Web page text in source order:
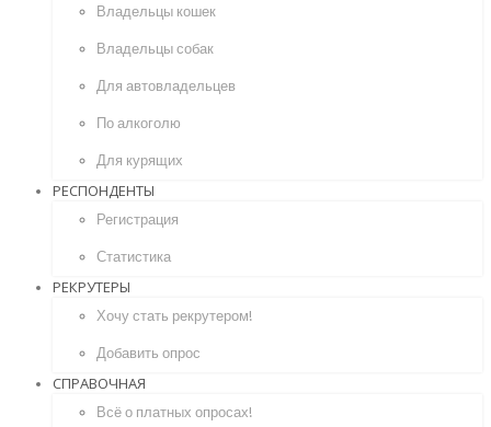
Владельцы кошек
Владельцы собак
Для автовладельцев
По алкоголю
Для курящих
РЕСПОНДЕНТЫ
Регистрация
Статистика
РЕКРУТЕРЫ
Хочу стать рекрутером!
Добавить опрос
СПРАВОЧНАЯ
Всё о платных опросах!